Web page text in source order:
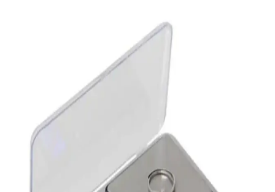
seyahatlerde kolay kullanım sağlar. Enerji verimli, taşınabilir ve çok
fonksiyonlu modellerle kişisel bakımınızı pratik hale getirin.
32 GB Flash Bellek: Günümüzdeki Elektronik
Dünyasının Vazgeçilmez Parçası
32 GB flash bellekler, taşınabilirlik, uygun fiyat ve geniş uyumluluk
ile günlük ve profesyonel kullanımı kolaylaştırır.
Schafer Stormy Kişisel Blender Karşılaştırması:
Performans, Tasarım ve Kullanıcı Yorumları
İki Schafer Stormy kişisel blender modeli detaylı karşılaştırması,
güç, kapasiteler ve kullanıcı yorumlarıyla ürünlerin performansını ve